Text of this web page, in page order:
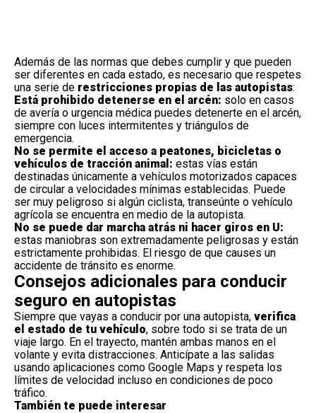
Además de las normas que debes cumplir y que pueden
ser diferentes en cada estado, es necesario que respetes
una serie de restricciones propias de las autopistas:
Está prohibido detenerse en el arcén: solo en casos
de avería o urgencia médica puedes detenerte en el arcén,
siempre con luces intermitentes y triángulos de
emergencia.
No se permite el acceso a peatones, bicicletas o
vehículos de tracción animal: estas vías están
destinadas únicamente a vehículos motorizados capaces
de circular a velocidades mínimas establecidas. Puede
ser muy peligroso si algún ciclista, transeúnte o vehículo
agrícola se encuentra en medio de la autopista.
No se puede dar marcha atrás ni hacer giros en U:
estas maniobras son extremadamente peligrosas y están
estrictamente prohibidas. El riesgo de que causes un
accidente de tránsito es enorme.
Consejos adicionales para conducir
seguro en autopistas
Siempre que vayas a conducir por una autopista, verifica
el estado de tu vehículo, sobre todo si se trata de un
viaje largo. En el trayecto, mantén ambas manos en el
volante y evita distracciones. Anticípate a las salidas
usando aplicaciones como Google Maps y respeta los
límites de velocidad incluso en condiciones de poco
tráfico.
También te puede interesar